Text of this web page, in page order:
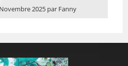
2025 par Fanny